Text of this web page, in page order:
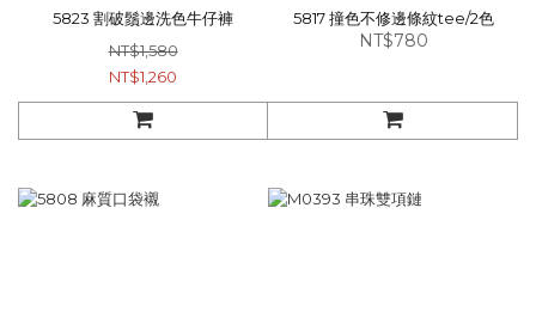
5823 割破鬚邊洗色牛仔褲
NT$1,580
NT$1,260
5817 撞色不修邊條紋tee/2色
NT$780